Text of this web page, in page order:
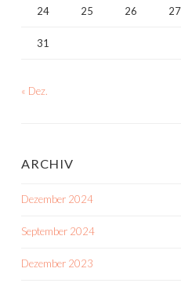
24 25 26 27
31
« Dez.
ARCHIV
Dezember 2024
September 2024
Dezember 2023